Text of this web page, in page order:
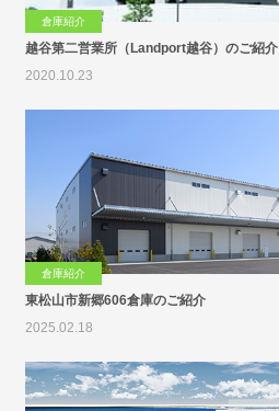
倉庫紹介
越谷第二営業所（Landport越谷）のご紹介
2020.10.23
倉庫紹介
東松山市新郷606倉庫のご紹介
2025.02.18